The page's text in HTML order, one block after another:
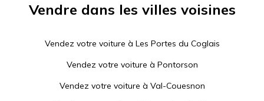
Vendre dans les villes voisines
Vendez votre voiture à Les Portes du Coglais
Vendez votre voiture à Pontorson
Vendez votre voiture à Val-Couesnon